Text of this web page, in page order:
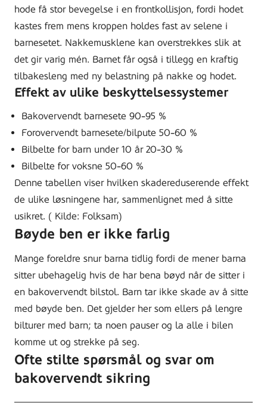
hode få stor bevegelse i en frontkollisjon, fordi hodet
kastes frem mens kroppen holdes fast av selene i
barnesetet. Nakkemusklene kan overstrekkes slik at
det gir varig mén. Barnet får også i tillegg en kraftig
tilbakesleng med ny belastning på nakke og hodet.
Effekt av ulike beskyttelsessystemer
Bakovervendt barnesete 90-95 %
Forovervendt barnesete/bilpute 50-60 %
Bilbelte for barn under 10 år 20-30 %
Bilbelte for voksne 50-60 %
Denne tabellen viser hvilken skadereduserende effekt
de ulike løsningene har, sammenlignet med å sitte
usikret. ( Kilde: Folksam)
Bøyde ben er ikke farlig
Mange foreldre snur barna tidlig fordi de mener barna
sitter ubehagelig hvis de har bena bøyd når de sitter i
en bakovervendt bilstol. Barn tar ikke skade av å sitte
med bøyde ben. Det gjelder her som ellers på lengre
bilturer med barn; ta noen pauser og la alle i bilen
komme ut og strekke på seg.
Ofte stilte spørsmål og svar om
bakovervendt sikring